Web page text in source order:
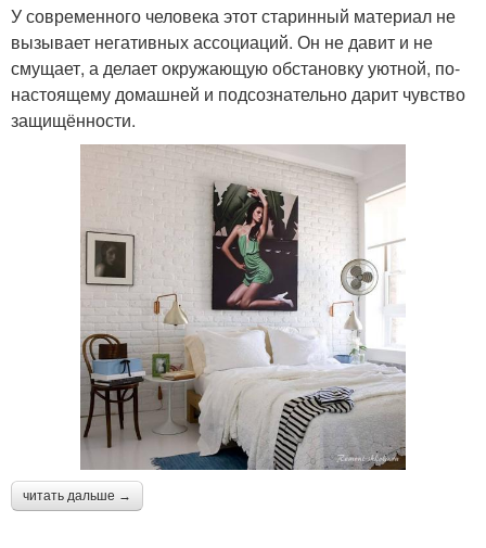
У современного человека этот старинный материал не
вызывает негативных ассоциаций. Он не давит и не
смущает, а делает окружающую обстановку уютной, по-
настоящему домашней и подсознательно дарит чувство
защищённости.
читать дальше →